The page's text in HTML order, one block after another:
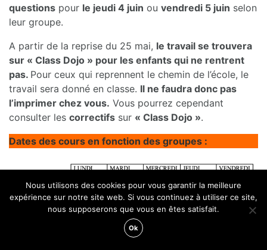
questions pour le jeudi 4 juin ou vendredi 5 juin selon
leur groupe.
A partir de la reprise du 25 mai, le travail se trouvera
sur « Class Dojo » pour les enfants qui ne rentrent
pas. Pour ceux qui reprennent le chemin de l’école, le
travail sera donné en classe. Il ne faudra donc pas
l’imprimer chez vous. Vous pourrez cependant
consulter les correctifs sur « Class Dojo ».
Dates des cours en fonction des groupes :
Nous utilisons des cookies pour vous garantir la meilleure
expérience sur notre site web. Si vous continuez à utiliser ce site,
nous supposerons que vous en êtes satisfait.
Ok